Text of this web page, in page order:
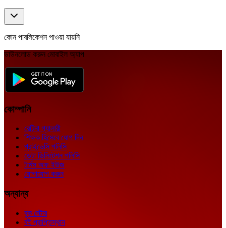
কোন পাবলিকেশন পাওয়া যায়নি
ডাউনলোড করুন মোবাইল অ্যাপ
কোম্পানি
রেটিনা গ্যালারী
শিক্ষক হিসেবে যোগ দিন
প্রাইভেসি পলিসি
ডেটা ডিলিটেশন পলিসি
টার্মস অফ ইউজ
যোগাযোগ করুন
অন্যান্য
বুক স্টোর
বই প্রাপ্তিস্থান